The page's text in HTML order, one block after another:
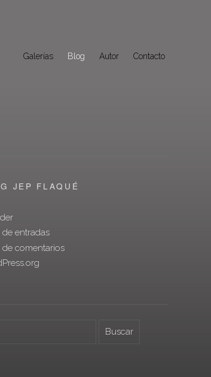
Galerías Blog Autor Contacto
JEP FLAQUÉ
de entradas
de comentarios